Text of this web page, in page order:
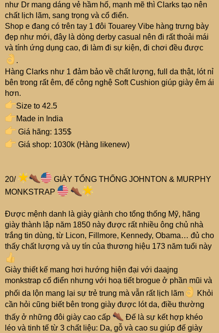
như Dr mang dáng vẻ hầm hố, mạnh mẽ thì Clarks tạo nên
chất lịch lãm, sang trọng và cổ điển.
Shop e đang có trên tay 1 đôi Touarey Vibe hàng trưng bày
đẹp như mới, đây là dòng derby casual nên đi rất thoải mái
và tính ứng dụng cao, đi làm đi sự kiện, đi chơi đều được
.
Hàng Clarks như 1 đảm bảo về chất lượng, full da thật, lót nỉ
bên trong rất êm, đế công nghệ Soft Cushion giúp giày êm ái
hơn.
Size to 42.5
Made in India
Giá hãng: 135$
Giá shop: 1030k (Hàng likenew)
20/
GIÀY TỔNG THỐNG JOHNTON & MURPHY
MONKSTRAP
Được mệnh danh là giày giành cho tổng thống Mỹ, hãng
giày thành lập năm 1850 này được rất nhiều ông chủ nhà
trắng tin dùng, từ Licon, Fillmore, Kennedy, Obama… đủ cho
thấy chất lượng và uy tín của thương hiệu 173 năm tuổi này
Giày thiết kế mang hơi hướng hiện đại với daajng
monkstrap cổ điển nhưng với hoạ tiết brogue ở phần mũi và
phối da lộn mang lại sự trẻ trung mà vẫn rất lịch lãm
Khỏi
cần hỏi cũng biết bên trong giày được lót da, điều thường
thấy ở những đôi giày cao cấp
Đế là sự kết hợp khéo
léo và tinh tế từ 3 chất liệu: Da, gỗ và cao su giúp đế giày